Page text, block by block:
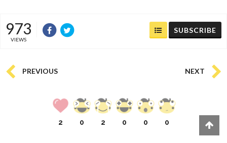
973
VIEWS
SUBSCRIBE
PREVIOUS NEXT
2 0 2 0 0 0